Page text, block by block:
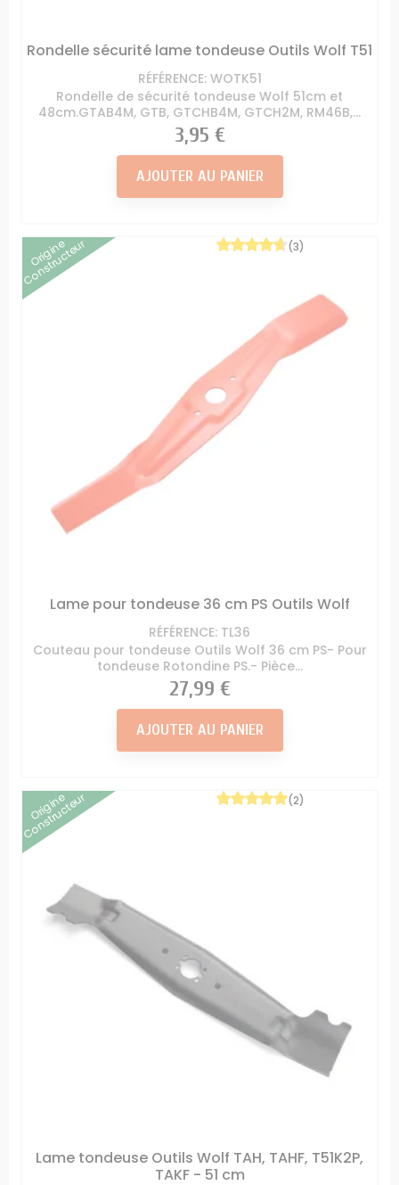
Rondelle sécurité lame tondeuse Outils Wolf T51
RÉFÉRENCE: WOTK51
Rondelle de sécurité tondeuse Wolf 51cm et
48cm.GTAB4M, GTB, GTCHB4M, GTCH2M, RM46B,...
Prix
3,95 €
AJOUTER AU PANIER
Origine
Constructeur
Lame pour tondeuse 36 cm PS Outils Wolf
RÉFÉRENCE: TL36
Couteau pour tondeuse Outils Wolf 36 cm PS- Pour
tondeuse Rotondine PS.- Pièce...
(3)
Prix
27,99 €
AJOUTER AU PANIER
Origine
Constructeur
Lame tondeuse Outils Wolf TAH, TAHF, T51K2P,
TAKF - 51 cm
(2)